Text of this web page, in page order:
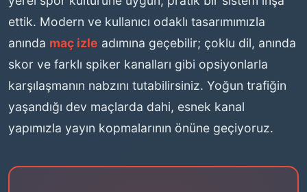
ettik. Modern ve kullanıcı odaklı tasarımımızla
anında maç izle adımına geçebilir; çoklu dil, anında
skor ve farklı spiker kanalları gibi opsiyonlarla
karşılaşmanın nabzını tutabilirsiniz. Yoğun trafiğin
yaşandığı dev maçlarda dahi, esnek kanal
yapımızla yayın kopmalarının önüne geçiyoruz.